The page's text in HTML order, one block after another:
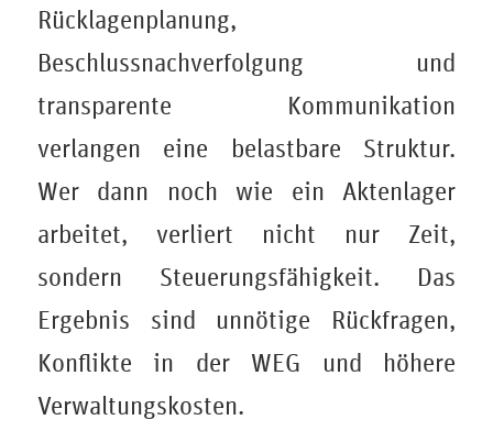
Rücklagenplanung,
Beschlussnachverfolgung und
transparente Kommunikation
verlangen eine belastbare Struktur.
Wer dann noch wie ein Aktenlager
arbeitet, verliert nicht nur Zeit,
sondern Steuerungsfähigkeit. Das
Ergebnis sind unnötige Rückfragen,
Konflikte in der WEG und höhere
Verwaltungskosten.